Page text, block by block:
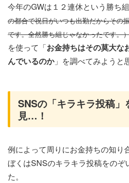
今年のGWは１２連休という勝ち
の都合で祝日がいつも出勤だからその
です。全然勝ち組じゃなかったです。
を使って「お金持ちはその莫大な
んでいるのか」を調べてみようと
SNSの「キラキラ投稿」
見…！
例によって周りにお金持ちの知り
ぼくはSNSのキラキラ投稿をのぞ
た。